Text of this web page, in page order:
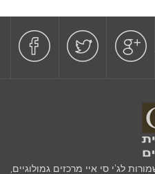
לג'י סי איי מרכזים גמולוגיים,